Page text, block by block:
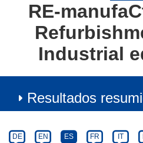
RE-
Industrial
Resultados
Category
Article
DE EN ES FR IT